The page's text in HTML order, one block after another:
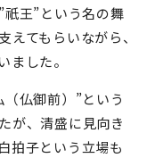
王”という名の舞
てもらいながら、
ました。
仏御前）”という
が、清盛に見向き
拍子という立場も